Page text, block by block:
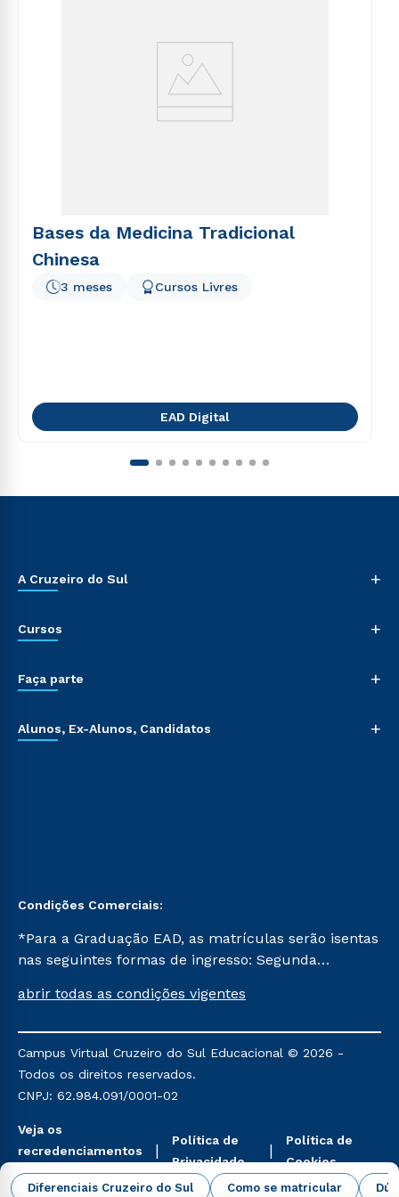
Diferenciais Cruzeiro do Sul Como se matricular
Bases da Medicina Tradicional
Chinesa
3 meses Cursos Livres
EAD Digital
A Cruzeiro do Sul +
Cursos +
Faça parte +
Alunos, Ex-Alunos, Candidatos +
Condições Comerciais:
*Para a Graduação EAD, as matrículas serão isentas
nas seguintes formas de ingresso: Segunda
Já para as demais, a taxa de matrícula será de R$
mencionadas são referentes aos cursos: Ensino
Religioso, Geografia para a Docência e Metodologia
do Ensino de História: Questões Atuais.
abrir todas as condições vigentes
Campus Virtual Cruzeiro do Sul Educacional © 2026 -
Todos os direitos reservados.
CNPJ: 62.984.091/0001-02
Veja os
recredenciamentos
aqui
Política de
Privacidade
Política de
Cookies